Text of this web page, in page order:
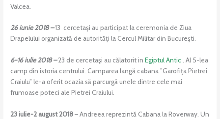
Valcea.
26 iunie 2018 –13 cercetaşi au participat la ceremonia de Ziua
Drapelului organizată de autorităţi la Cercul Militar din Bucureşti.
6-16 iulie 2018 –23 de cercetaşi au călatorit inEgiptul Antic. Al 5-lea
camp din istoria centrului. Camparea langă cabana ”Garofița Pietrei
Craiulu” le-a oferit ocazia să parcurgă unele dintre cele mai
frumoase poteci ale Pietrei Craiului.
23 iulie-2 august 2018– Andreea reprezintă Cabana la Roverway. Un